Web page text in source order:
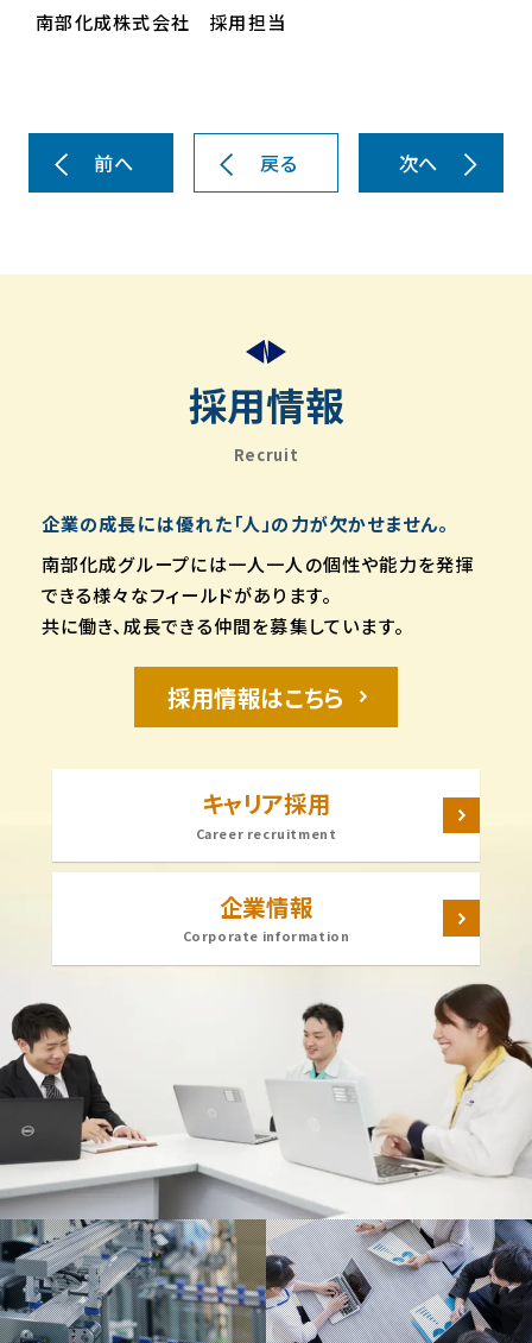
南部化成株式会社 採用担当
前へ 戻る 次へ
採用情報
Recruit
企業の成長には優れた「人」の力が欠かせません。
南部化成グループには一人一人の個性や能力を発揮
できる様々なフィールドがあります。
共に働き、成長できる仲間を募集しています。
採用情報はこちら
キャリア採用
Career recruitment
企業情報
Corporate information